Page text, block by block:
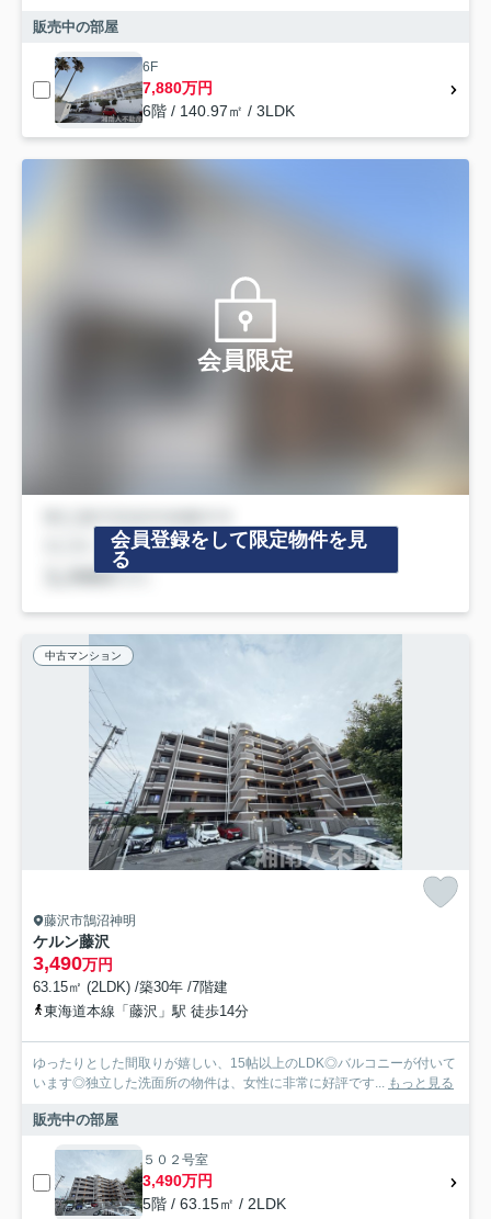
販売中の部屋
6F
7,880万円
6階 / 140.97㎡ / 3LDK
会員限定
会員登録をして限定物件を見
る
中古マンション
藤沢市鵠沼神明
ケルン藤沢
3,490万円
63.15㎡ (2LDK) /築30年 /7階建
東海道本線「藤沢」駅 徒歩14分
ゆったりとした間取りが嬉しい、15帖以上のLDK◎バルコニーが付いて
います◎独立した洗面所の物件は、女性に非常に好評です... もっと見る
販売中の部屋
５０２号室
3,490万円
5階 / 63.15㎡ / 2LDK